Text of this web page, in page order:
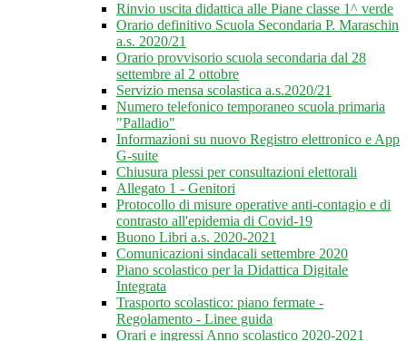
Rinvio uscita didattica alle Piane classe 1^ verde
Orario definitivo Scuola Secondaria P. Maraschin
a.s. 2020/21
Orario provvisorio scuola secondaria dal 28
settembre al 2 ottobre
Servizio mensa scolastica a.s.2020/21
Numero telefonico temporaneo scuola primaria
"Palladio"
Informazioni su nuovo Registro elettronico e App
G-suite
Chiusura plessi per consultazioni elettorali
Allegato 1 - Genitori
Protocollo di misure operative anti-contagio e di
contrasto all'epidemia di Covid-19
Buono Libri a.s. 2020-2021
Comunicazioni sindacali settembre 2020
Piano scolastico per la Didattica Digitale
Integrata
Trasporto scolastico: piano fermate -
Regolamento - Linee guida
Orari e ingressi Anno scolastico 2020-2021